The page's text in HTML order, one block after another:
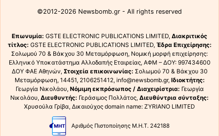
©2012-2026 Newsbomb.gr - All rights reserved
Επωνυμία: GSTE ELECTRONIC PUBLICATIONS LIMITED, Διακριτικός
τίτλος: GSTE ELECTRONIC PUBLICATIONS LIMITED, Έδρα Επιχείρησης:
Σολωμού 70 & Βάκχου 30 Μεταμόρφωση, Νομική μορφή επιχείρησης:
Ελληνικό Υποκατάστημα Αλλοδαπής Εταιρείας, ΑΦΜ – ΔΟΥ: 997434600
ΔΟΥ ΦΑΕ Αθηνών, Στοιχεία επικοινωνίας: Σολωμού 70 & Βάκχου 30
Μεταμόρφωση, 14451, 2106251412, info@newsbomb.gr, Ιδιοκτήτης:
Γεωργία Νικολάου, Νόμιμη εκπρόσωπος / Διαχειρίστρια: Γεωργία
Νικολάου, Διευθυντής: Γεράσιμος Πολλάτος, Διευθύντρια σύνταξης:
Χρυσούλα Γρίβα, Δικαιούχος domain name: ZYRIANO LIMITED
Αριθμός Πιστοποίησης Μ.Η.Τ. 242188